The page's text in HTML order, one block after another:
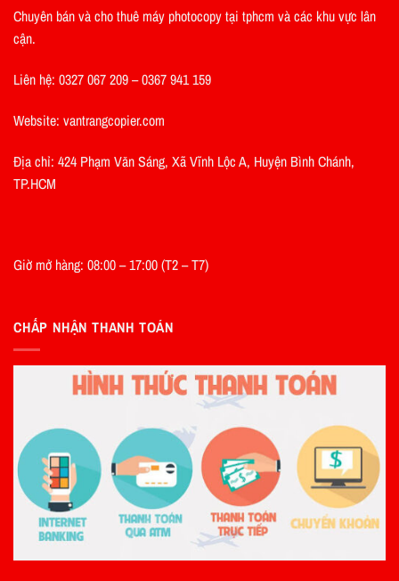
Chuyên bán và cho thuê máy photocopy tại tphcm và các khu vực lân
cận.
Liên hệ: 0327 067 209 – 0367 941 159
Website: vantrangcopier.com
Địa chỉ: 424 Phạm Văn Sáng, Xã Vĩnh Lộc A, Huyện Bình Chánh,
TP.HCM
Giờ mở hàng: 08:00 – 17:00 (T2 – T7)
CHẤP NHẬN THANH TOÁN